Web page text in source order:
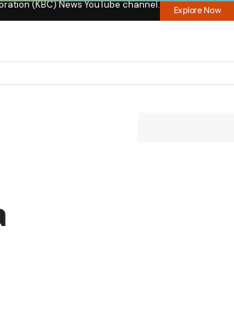
(KBC) News YouTube channel. Explore Now